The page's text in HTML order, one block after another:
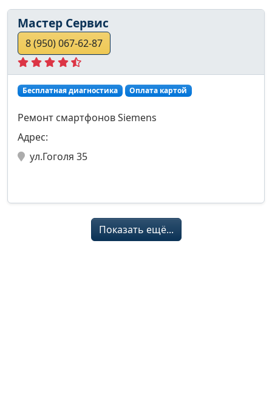
Мастер Сервис
8 (950) 067-62-87
Бесплатная диагностика Оплата картой
Ремонт смартфонов Siemens
Адрес:
ул.Гоголя 35
Показать ещё...